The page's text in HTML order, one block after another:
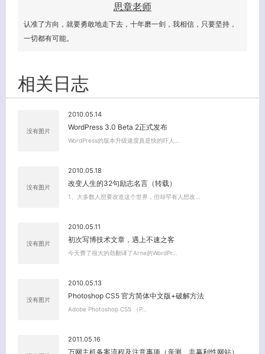
思章老师
认准了方向，就要勇敢地走下去，十年磨一剑，我相信，只要坚持，
一切都有可能。
相关日志
没有图片
2010.05.14
WordPress 3.0 Beta 2正式发布
WordPress的版本升级速度真是快的吓人…
没有图片
2010.05.18
改变人生的32句励志名言（转载）
1、大多数人想要改造这个世界，但却罕有人想改…
没有图片
2010.05.11
初次写博技术文章，遇上不速之客
今天费了很大的劲翻译了Arne的WordPr…
没有图片
2010.05.13
Photoshop CS5 官方简体中文版+破解方法
Adobe Photoshop CS5 （P…
2011.05.16
万网主机备案流程及注意事项（亲测、非赢利性网站）